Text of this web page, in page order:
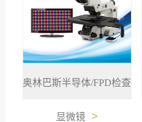
奥林巴斯半导体/FPD检查
显微镜 >